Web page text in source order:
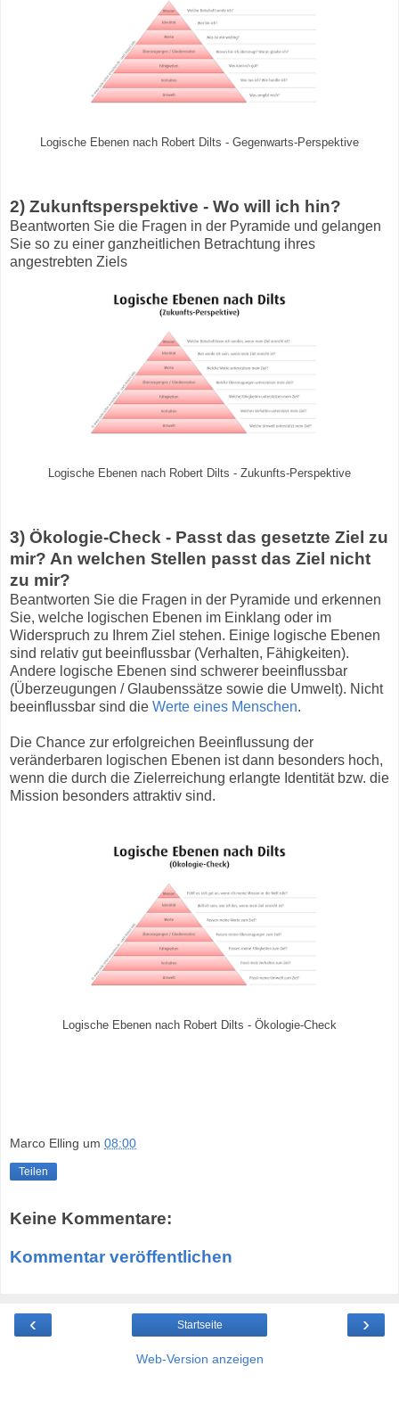
Logische Ebenen nach Robert Dilts - Gegenwarts-Perspektive
2) Zukunftsperspektive - Wo will ich hin?
Beantworten Sie die Fragen in der Pyramide und gelangen
Sie so zu einer ganzheitlichen Betrachtung ihres
angestrebten Ziels
Logische Ebenen nach Robert Dilts - Zukunfts-Perspektive
3) Ökologie-Check - Passt das gesetzte Ziel zu
mir? An welchen Stellen passt das Ziel nicht
zu mir?
Beantworten Sie die Fragen in der Pyramide und erkennen
Sie, welche logischen Ebenen im Einklang oder im
Widerspruch zu Ihrem Ziel stehen. Einige logische Ebenen
sind relativ gut beeinflussbar (Verhalten, Fähigkeiten).
Andere logische Ebenen sind schwerer beeinflussbar
(Überzeugungen / Glaubenssätze sowie die Umwelt). Nicht
beeinflussbar sind die Werte eines Menschen.
Die Chance zur erfolgreichen Beeinflussung der
veränderbaren logischen Ebenen ist dann besonders hoch,
wenn die durch die Zielerreichung erlangte Identität bzw. die
Mission besonders attraktiv sind.
Logische Ebenen nach Robert Dilts - Ökologie-Check
Marco Elling um 08:00
Teilen
Keine Kommentare:
Kommentar veröffentlichen
‹ ›
Startseite
Web-Version anzeigen